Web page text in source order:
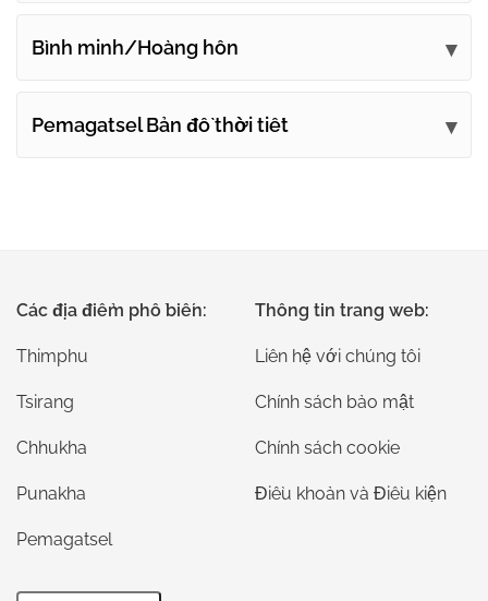
Bình minh/Hoàng hôn
Pemagatsel Bản đồ thời tiết
Các địa điểm phổ biến:
Thimphu
Tsirang
Chhukha
Punakha
Pemagatsel
Thông tin trang web:
Liên hệ với chúng tôi
Chính sách bảo mật
Chính sách cookie
Điều khoản và Điều kiện